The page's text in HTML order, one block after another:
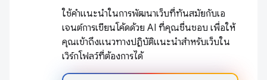
ใช้คำแนะนำในการพัฒนาเว็บที่ทันสมัยกับเอ
เจนต์การเขียนโค้ดด้วย AI ที่คุณชื่นชอบ เพื่อให้
คุณเข้าถึงแนวทางปฏิบัติแนะนำสำหรับเว็บใน
เวิร์กโฟลว์ที่ต้องการได้